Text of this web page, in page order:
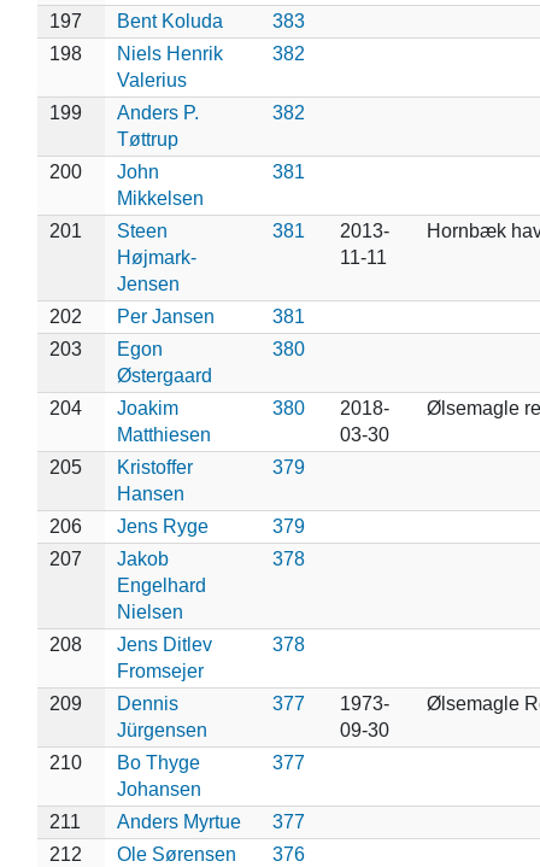
197 Bent Koluda
383
198
Niels Henrik
Valerius
382
199
Anders P.
Tøttrup
382
200
John
Mikkelsen
381
201
Steen
Højmark-
Jensen
381
2013-
11-11
Hornbæk
202 Per Jansen
381
203
Egon
Østergaard
380
204
Joakim
Matthiesen
380
2018-
03-30
Ølsemagle
205
Kristoffer
Hansen
379
206 Jens Ryge
379
207
Jakob
Engelhard
Nielsen
378
208
Jens Ditlev
Fromsejer
378
209
Dennis
Jürgensen
377
1973-
09-30
Ølsemagle
210
Bo Thyge
Johansen
377
211 Anders Myrtue
377
212
Ole Sørensen
376